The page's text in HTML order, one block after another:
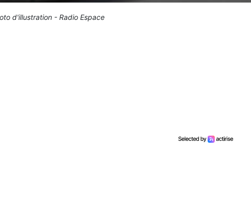
d'illustration - Radio Espace